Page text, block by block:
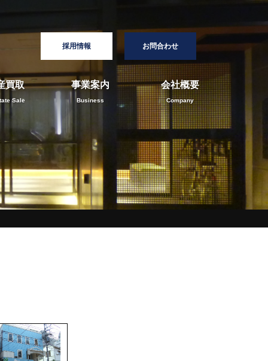
採用情報 お問合わせ
買取
Sale
事業案内
Business
会社概要
Company